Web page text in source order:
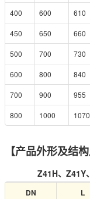
400 600 610
450 650 660
500 700 730
600 800 840
700 900 955
800 1000 1070
【产品外形及结构
Z41H、Z41Y
DN L